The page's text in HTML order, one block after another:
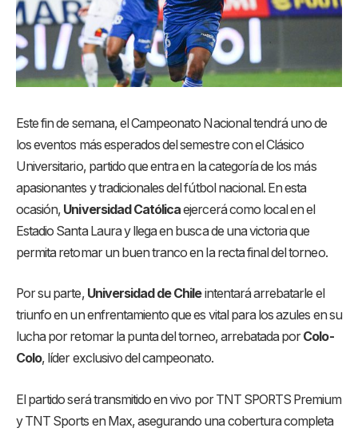
Este fin de semana, el Campeonato Nacional tendrá uno de
los eventos más esperados del semestre con el Clásico
Universitario, partido que entra en la categoría de los más
apasionantes y tradicionales del fútbol nacional. En esta
ocasión, Universidad Católicaejercerá como local en el
Estadio Santa Laura y llega en busca de una victoria que
permita retomar un buen tranco en la recta final del torneo.
Por su parte, Universidad de Chileintentará arrebatarle el
triunfo en un enfrentamiento que es vital para los azules en su
lucha por retomar la punta del torneo, arrebatada porColo-
Colo, líder exclusivo del campeonato.
El partido será transmitido en vivo por TNT SPORTS Premium
y TNT Sports en Max, asegurando una cobertura completa